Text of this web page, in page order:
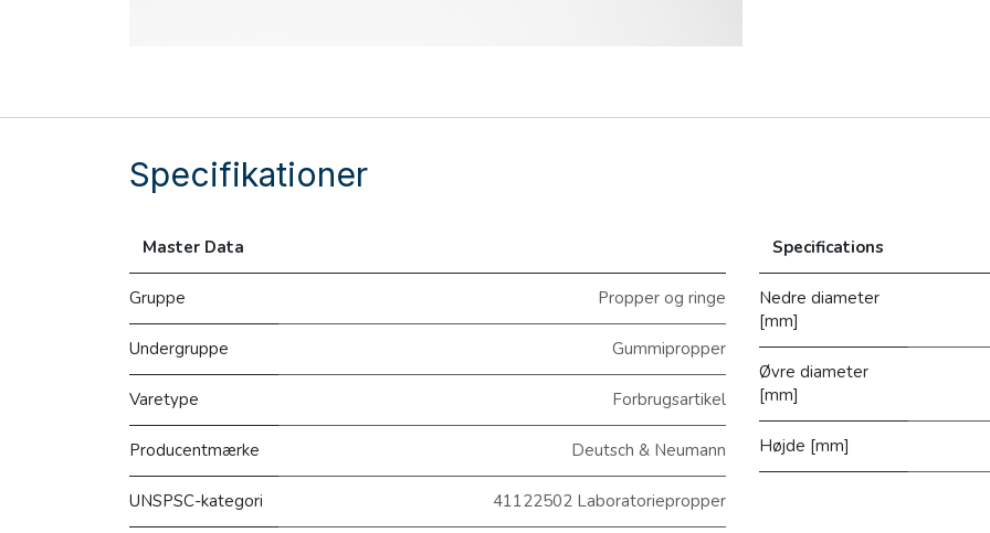
Specifikationer
Master Data
Gruppe Propper og ringe
Undergruppe Gummipropper
Varetype Forbrugsartikel
Producentmærke Deutsch & Neumann
UNSPSC-kategori 41122502 Laboratoriepropper
Specifications
Nedre diameter
[mm]
Øvre diameter
[mm]
Højde [mm]